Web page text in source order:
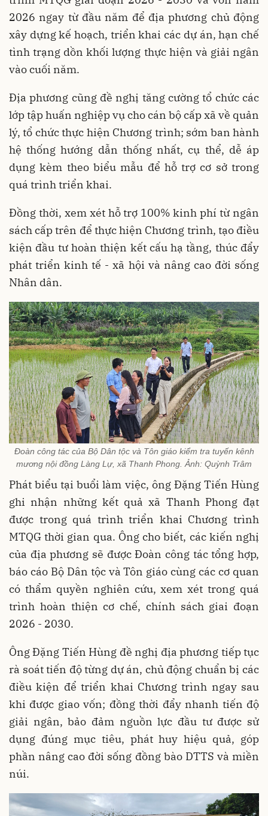
2026 ngay từ đầu năm để địa phương chủ động
xây dựng kế hoạch, triển khai các dự án, hạn chế
tình trạng dồn khối lượng thực hiện và giải ngân
vào cuối năm.
Địa phương cũng đề nghị tăng cường tổ chức các
lớp tập huấn nghiệp vụ cho cán bộ cấp xã về quản
lý, tổ chức thực hiện Chương trình; sớm ban hành
hệ thống hướng dẫn thống nhất, cụ thể, dễ áp
dụng kèm theo biểu mẫu để hỗ trợ cơ sở trong
quá trình triển khai.
Đồng thời, xem xét hỗ trợ 100% kinh phí từ ngân
sách cấp trên để thực hiện Chương trình, tạo điều
kiện đầu tư hoàn thiện kết cấu hạ tầng, thúc đẩy
phát triển kinh tế - xã hội và nâng cao đời sống
Nhân dân.
Đoàn công tác của Bộ Dân tộc và Tôn giáo kiểm tra tuyến kênh
mương nội đồng Làng Lự, xã Thanh Phong. Ảnh: Quỳnh Trâm
Phát biểu tại buổi làm việc, ông Đặng Tiến Hùng
ghi nhận những kết quả xã Thanh Phong đạt
được trong quá trình triển khai Chương trình
MTQG thời gian qua. Ông cho biết, các kiến nghị
của địa phương sẽ được Đoàn công tác tổng hợp,
báo cáo Bộ Dân tộc và Tôn giáo cùng các cơ quan
có thẩm quyền nghiên cứu, xem xét trong quá
trình hoàn thiện cơ chế, chính sách giai đoạn
2026 - 2030.
Ông Đặng Tiến Hùng đề nghị địa phương tiếp tục
rà soát tiến độ từng dự án, chủ động chuẩn bị các
điều kiện để triển khai Chương trình ngay sau
khi được giao vốn; đồng thời đẩy nhanh tiến độ
giải ngân, bảo đảm nguồn lực đầu tư được sử
dụng đúng mục tiêu, phát huy hiệu quả, góp
phần nâng cao đời sống đồng bào DTTS và miền
núi.